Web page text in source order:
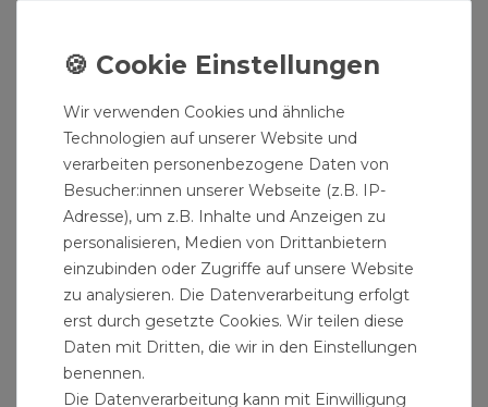
PE Isolierschlauch 12-15 mm 1/4" Zoll 15m Rohr
Schutzschlauch rot
6,79 € *
Meter | 0,45 € / Meter
Wir verwenden Cookies und ähnliche
Technologien auf unserer Website und
verarbeiten personenbezogene Daten von
Besucher:innen unserer Webseite (z.B. IP-
Adresse), um z.B. Inhalte und Anzeigen zu
personalisieren, Medien von Drittanbietern
einzubinden oder Zugriffe auf unsere Website
zu analysieren. Die Datenverarbeitung erfolgt
erst durch gesetzte Cookies. Wir teilen diese
Daten mit Dritten, die wir in den Einstellungen
benennen.
Die Datenverarbeitung kann mit Einwilligung